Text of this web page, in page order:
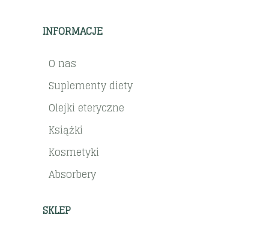
INFORMACJE
O nas
Suplementy diety
Olejki eteryczne
Książki
Kosmetyki
Absorbery
SKLEP